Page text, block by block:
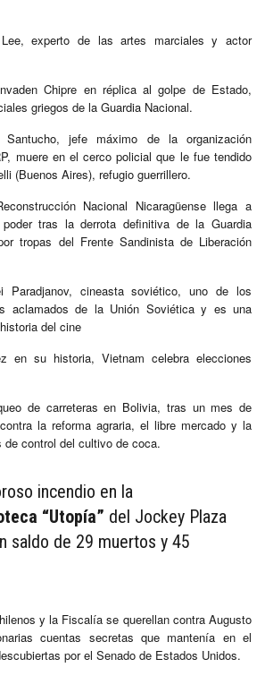
experto de las artes marciales y actor
Chipre en réplica al golpe de Estado,
griegos de la Guardia Nacional.
Santucho, jefe máximo de la organización
muere en el cerco policial que le fue tendido
(Buenos Aires), refugio guerrillero.
Nacional Nicaragüense llega a
tras la derrota definitiva de la Guardia
tropas del Frente Sandinista de Liberación
Paradjanov, cineasta soviético, uno de los
aclamados de la Unión Soviética y es una
del cine
en su historia, Vietnam celebra elecciones
de carreteras en Bolivia, tras un mes de
la reforma agraria, el libre mercado y la
de control del cultivo de coca.
incendio en la
“Utopía” del Jockey Plaza
saldo de 29 muertos y 45
y la Fiscalía se querellan contra Augusto
cuentas secretas que mantenía en el
por el Senado de Estados Unidos.